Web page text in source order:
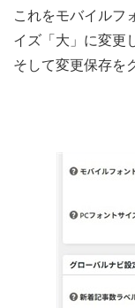
これをモバイルフ
イズ「大」に変更
そして変更保存を